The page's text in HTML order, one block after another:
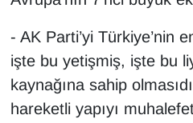
- AK Parti’yi Türkiye’nin
işte bu yetişmiş, işte bu
kaynağına sahip
hareketli yapıyı
SPOR
TEBRİK